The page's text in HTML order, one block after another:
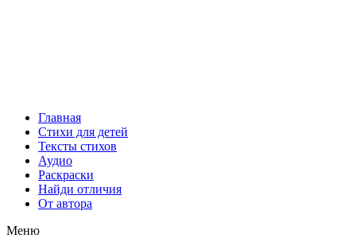
Главная
Стихи для детей
Тексты стихов
Аудио
Раскраски
Найди отличия
От автора
Меню